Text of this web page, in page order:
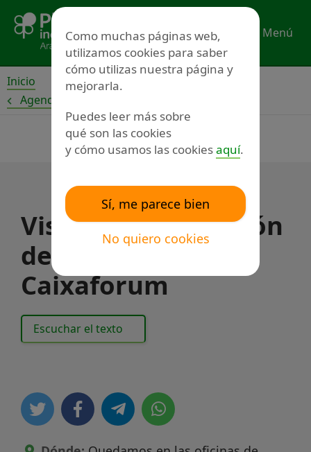
contenido
Menú
Inicio
Agenda
Visita a la exposición
de Pixar en
Caixaforum
Escuchar el texto
Como muchas páginas web,
utilizamos cookies para saber
cómo utilizas nuestra página y
mejorarla.
Puedes leer más sobre
qué son las cookies
y cómo usamos las cookiesaquí.
Sí, me parece bien
No quiero cookies